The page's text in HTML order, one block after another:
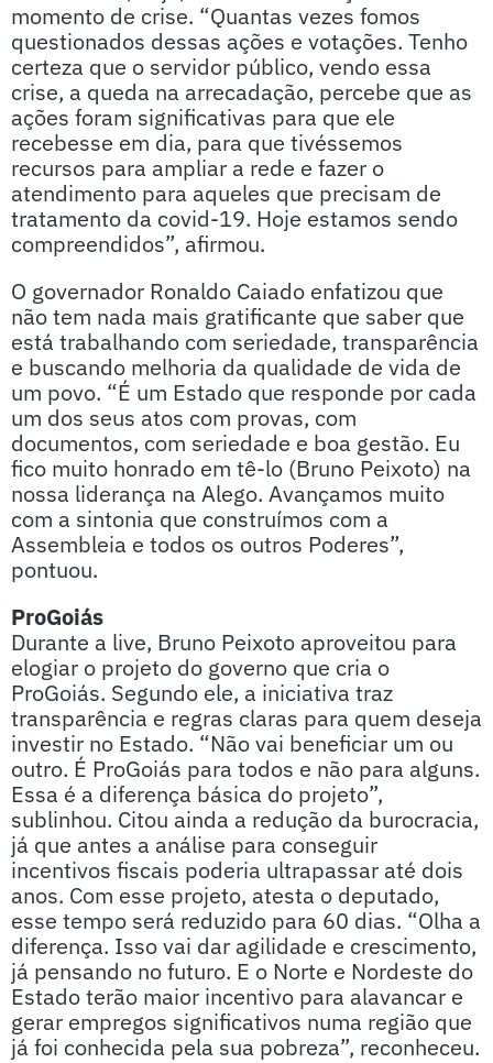
momento de crise. “Quantas vezes fomos
questionados dessas ações e votações. Tenho
certeza que o servidor público, vendo essa
crise, a queda na arrecadação, percebe que as
ações foram significativas para que ele
recebesse em dia, para que tivéssemos
recursos para ampliar a rede e fazer o
atendimento para aqueles que precisam de
tratamento da covid-19. Hoje estamos sendo
compreendidos”, afirmou.
O governador Ronaldo Caiado enfatizou que
não tem nada mais gratificante que saber que
está trabalhando com seriedade, transparência
e buscando melhoria da qualidade de vida de
um povo. “É um Estado que responde por cada
um dos seus atos com provas, com
documentos, com seriedade e boa gestão. Eu
fico muito honrado em tê-lo (Bruno Peixoto) na
nossa liderança na Alego. Avançamos muito
com a sintonia que construímos com a
Assembleia e todos os outros Poderes”,
pontuou.
ProGoiás
Durante a live, Bruno Peixoto aproveitou para
elogiar o projeto do governo que cria o
ProGoiás. Segundo ele, a iniciativa traz
transparência e regras claras para quem deseja
investir no Estado. “Não vai beneficiar um ou
outro. É ProGoiás para todos e não para alguns.
Essa é a diferença básica do projeto”,
sublinhou. Citou ainda a redução da burocracia,
já que antes a análise para conseguir
incentivos fiscais poderia ultrapassar até dois
anos. Com esse projeto, atesta o deputado,
esse tempo será reduzido para 60 dias. “Olha a
diferença. Isso vai dar agilidade e crescimento,
já pensando no futuro. E o Norte e Nordeste do
Estado terão maior incentivo para alavancar e
gerar empregos significativos numa região que
já foi conhecida pela sua pobreza”, reconheceu.